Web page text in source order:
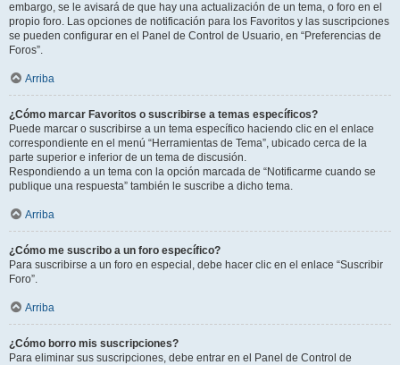
embargo, se le avisará de que hay una actualización de un tema, o foro en el
propio foro. Las opciones de notificación para los Favoritos y las suscripciones
se pueden configurar en el Panel de Control de Usuario, en “Preferencias de
Foros”.
Arriba
¿Cómo marcar Favoritos o suscribirse a temas específicos?
Puede marcar o suscribirse a un tema específico haciendo clic en el enlace
correspondiente en el menú “Herramientas de Tema”, ubicado cerca de la
parte superior e inferior de un tema de discusión.
Respondiendo a un tema con la opción marcada de “Notificarme cuando se
publique una respuesta” también le suscribe a dicho tema.
Arriba
¿Cómo me suscribo a un foro específico?
Para suscribirse a un foro en especial, debe hacer clic en el enlace “Suscribir
Foro”.
Arriba
¿Cómo borro mis suscripciones?
Para eliminar sus suscripciones, debe entrar en el Panel de Control de